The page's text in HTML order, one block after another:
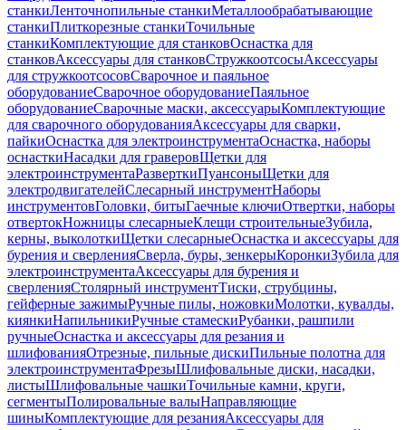
станкиЛенточнопильные станкиМеталлообрабатывающие
станкиПлиткорезные станкиТочильные
станкиКомплектующие для станковОснастка для
станковАксессуары для станковСтружкоотсосыАксессуары
для стружкоотсосовСварочное и паяльное
оборудованиеСварочное оборудованиеПаяльное
оборудованиеСварочные маски, аксессуарыКомплектующие
для сварочного оборудованияАксессуары для сварки,
пайкиОснастка для электроинструментаОснастка, наборы
оснасткиНасадки для граверовЩетки для
электроинструментаРазверткиПуансоныЩетки для
электродвигателейСлесарный инструментНаборы
инструментовГоловки, битыГаечные ключиОтвертки, наборы
отвертокНожницы слесарныеКлещи строительныеЗубила,
керны, выколоткиЩетки слесарныеОснастка и аксессуары для
бурения и сверленияСверла, буры, зенкерыКоронкиЗубила для
электроинструментаАксессуары для бурения и
сверленияСтолярный инструментТиски, струбцины,
гейферные зажимыРучные пилы, ножовкиМолотки, кувалды,
киянкиНапильникиРучные стамескиРубанки, рашпили
ручныеОснастка и аксессуары для резания и
шлифованияОтрезные, пильные дискиПильные полотна для
электроинструментаФрезыШлифовальные диски, насадки,
листыШлифовальные чашкиТочильные камни, круги,
сегментыПолировальные валыНаправляющие
шиныКомплектующие для резанияАксессуары для